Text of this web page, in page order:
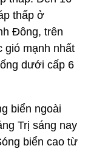
thấp ở
Đông, trên
gió mạnh nhất
dưới cấp 6
biển ngoài
Trị sáng nay
biển cao từ